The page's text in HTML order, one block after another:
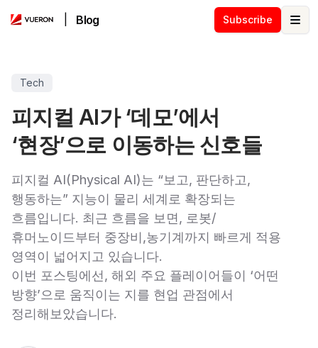
Blog Subscribe
Tech
피지컬 AI가 ‘데모’에서
‘현장’으로 이동하는 신호들
피지컬 AI(Physical AI)는 “보고, 판단하고,
행동하는” 지능이 물리 세계로 확장되는
흐름입니다. 최근 흐름을 보면, 로봇/
휴머노이드부터 중장비,농기계까지 빠르게 적용
영역이 넓어지고 있습니다.
이번 포스팅에선, 해외 주요 플레이어들이 ‘어떤
방향’으로 움직이는 지를 현업 관점에서
정리해보았습니다.